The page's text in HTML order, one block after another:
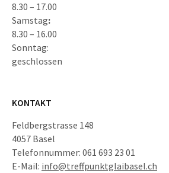
8.30 – 17.00
Samstag:
8.30 – 16.00
Sonntag:
geschlossen
KONTAKT
Feldbergstrasse 148
4057 Basel
Telefonnummer: 061 693 23 01
E-Mail: info@treffpunktglaibasel.ch